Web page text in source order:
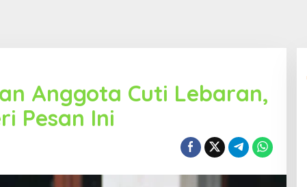
Anggota Cuti Lebaran,
Pesan Ini